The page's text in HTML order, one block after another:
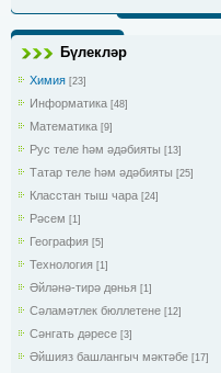
Бүлекләр
Химия [23]
Информатика [48]
Математика [9]
Рус теле һәм әдәбияты [13]
Татар теле һәм әдәбияты [25]
Класстан тыш чара [24]
Рәсем [1]
География [5]
Технология [1]
Әйләнә-тирә дөнья [1]
Сәламәтлек бюллетене [12]
Сәнгать дәресе [3]
Әйшияз башлангыч мәктәбе [17]